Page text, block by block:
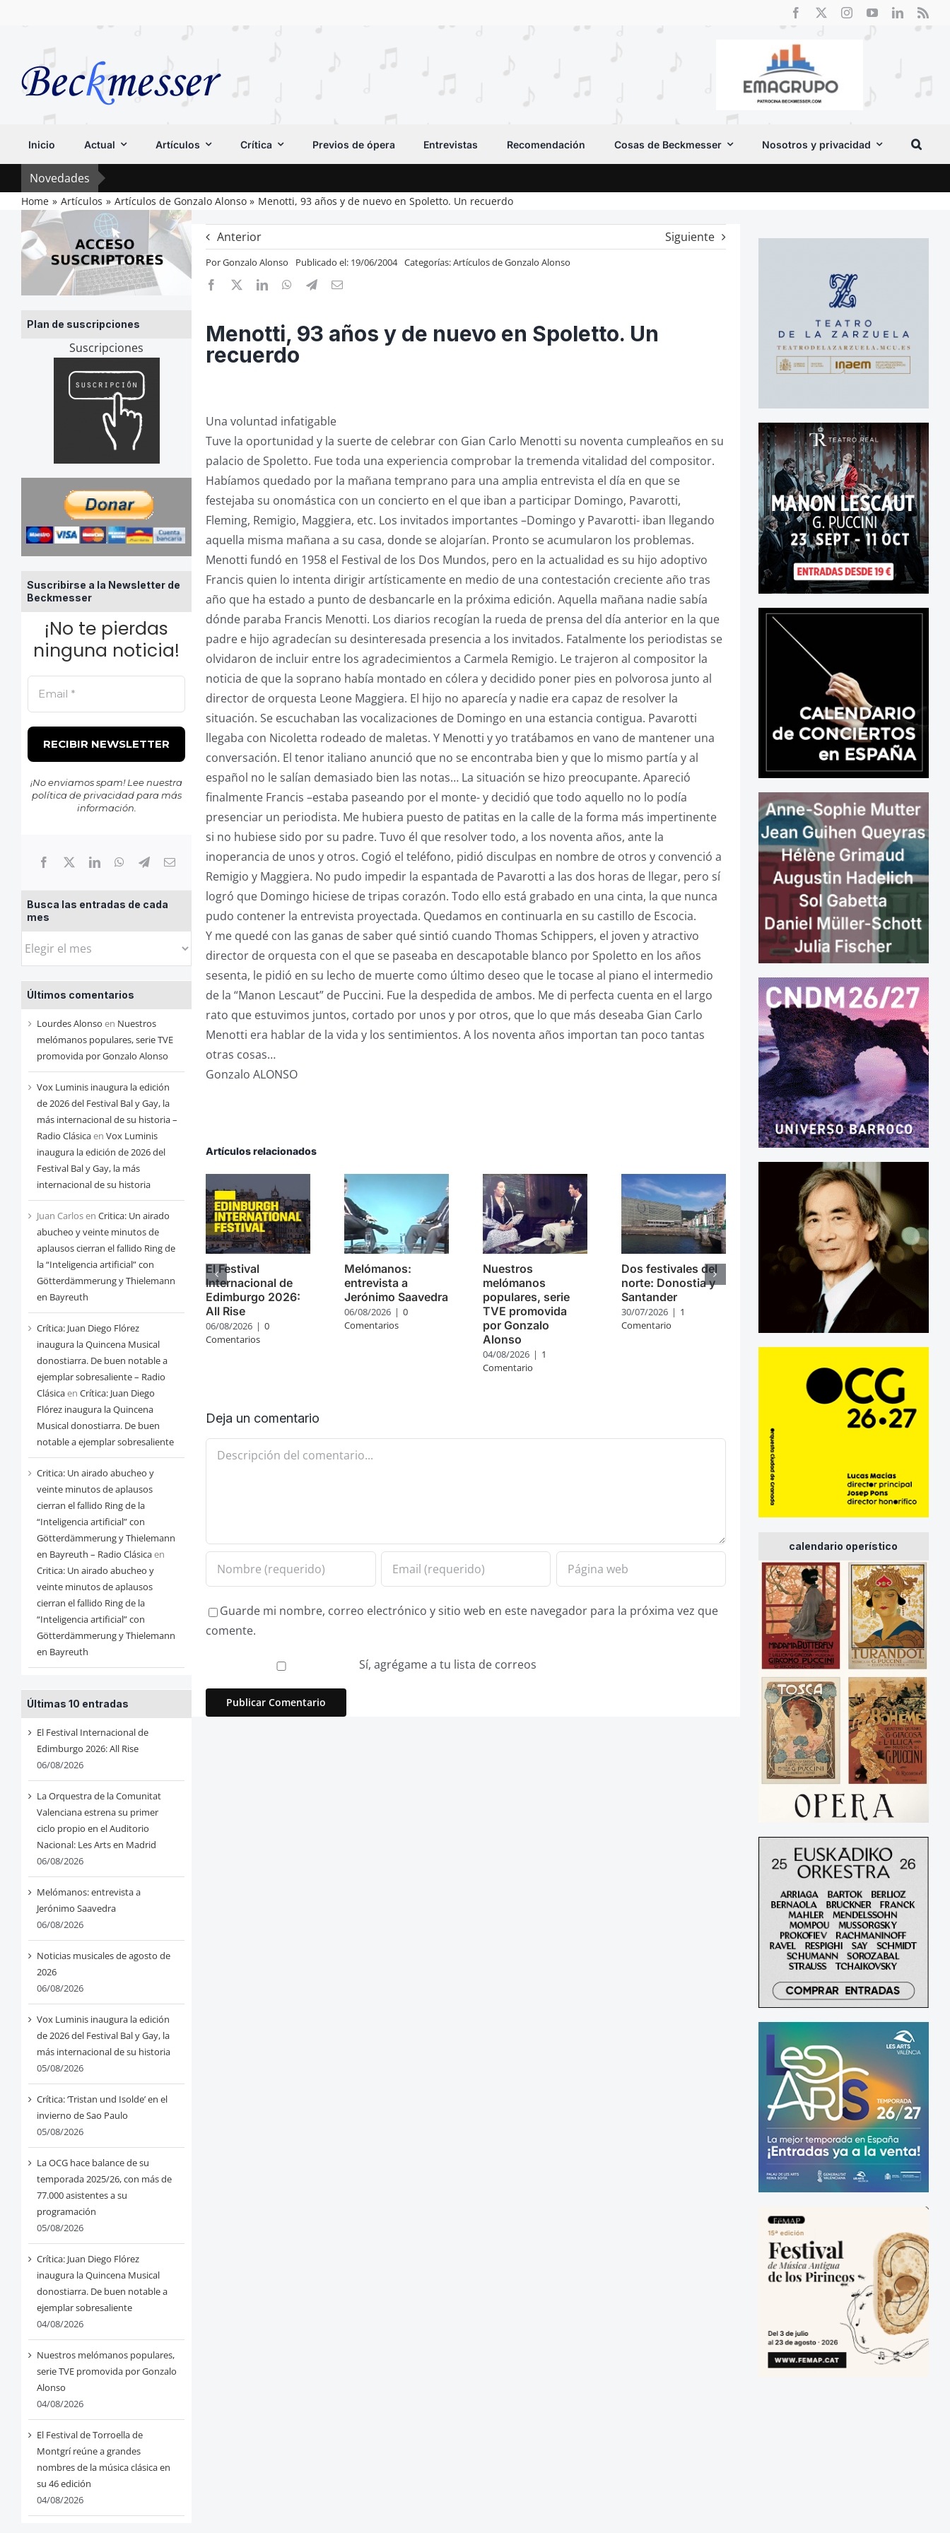
Inicio Actual Artículos Crítica Previos de ópera Entrevistas Recomendación Cosas de Beckmesser Nosotros y privacidad
Novedades
Home Artículos Artículos de Gonzalo Alonso Menotti, 93 años y de nuevo en Spoletto. Un recuerdo
Plan de suscripciones
Suscripciones
Suscribirse a la Newsletter de
Beckmesser
¡No te pierdas
ninguna noticia!
¡No enviamos spam! Lee nuestra
política de privacidadpara más
información.
Busca las entradas de cada
mes
Busca
entradas
de
cada
mes
Últimos comentarios
Lourdes Alonso en Nuestros
melómanos populares, serie TVE
promovida por Gonzalo Alonso
Vox Luminis inaugura la edición
de 2026 del Festival Bal y Gay, la
más internacional de su historia –
Radio Clásicaen Vox Luminis
inaugura la edición de 2026 del
Festival Bal y Gay, la más
internacional de su historia
Juan Carlosen Critica: Un airado
abucheo y veinte minutos de
aplausos cierran el fallido Ring de
la “Inteligencia artificial” con
Götterdämmerung y Thielemann
en Bayreuth
Crítica: Juan Diego Flórez
inaugura la Quincena Musical
donostiarra. De buen notable a
ejemplar sobresaliente – Radio
Clásicaen Crítica: Juan Diego
Flórez inaugura la Quincena
Musical donostiarra. De buen
notable a ejemplar sobresaliente
Critica: Un airado abucheo y
veinte minutos de aplausos
cierran el fallido Ring de la
“Inteligencia artificial” con
Götterdämmerung y Thielemann
en Bayreuth – Radio Clásicaen
Critica: Un airado abucheo y
veinte minutos de aplausos
cierran el fallido Ring de la
“Inteligencia artificial” con
Götterdämmerung y Thielemann
en Bayreuth
Últimas 10 entradas
El Festival Internacional de
Edimburgo 2026: All Rise
06/08/2026
La Orquestra de la Comunitat
Valenciana estrena su primer
ciclo propio en el Auditorio
Nacional: Les Arts en Madrid
06/08/2026
Melómanos: entrevista a
Jerónimo Saavedra
06/08/2026
Noticias musicales de agosto de
2026
06/08/2026
Vox Luminis inaugura la edición
de 2026 del Festival Bal y Gay, la
más internacional de su historia
05/08/2026
Crítica: ‘Tristan und Isolde’ en el
invierno de Sao Paulo
05/08/2026
La OCG hace balance de su
temporada 2025/26, con más de
77.000 asistentes a su
programación
05/08/2026
Crítica: Juan Diego Flórez
inaugura la Quincena Musical
donostiarra. De buen notable a
ejemplar sobresaliente
04/08/2026
Nuestros melómanos populares,
serie TVE promovida por Gonzalo
Alonso
04/08/2026
El Festival de Torroella de
Montgrí reúne a grandes
nombres de la música clásica en
su 46 edición
04/08/2026
Anterior Siguiente
PorGonzalo Alonso Publicado el: 19/06/2004 Categorías:Artículos de Gonzalo Alonso
Menotti, 93 años y de nuevo en Spoletto. Un
recuerdo
Una voluntad infatigable
Tuve la oportunidad y la suerte de celebrar con Gian Carlo Menotti su noventa cumpleaños en su
palacio de Spoletto. Fue toda una experiencia comprobar la tremenda vitalidad del compositor.
Habíamos quedado por la mañana temprano para una amplia entrevista el día en que se
festejaba su onomástica con un concierto en el que iban a participar Domingo, Pavarotti,
Fleming, Remigio, Maggiera, etc. Los invitados importantes –Domingo y Pavarotti- iban llegando
aquella misma mañana a su casa, donde se alojarían. Pronto se acumularon los problemas.
Menotti fundó en 1958 el Festival de los Dos Mundos, pero en la actualidad es su hijo adoptivo
Francis quien lo intenta dirigir artísticamente en medio de una contestación creciente año tras
año que ha estado a punto de desbancarle en la próxima edición. Aquella mañana nadie sabía
dónde paraba Francis Menotti. Los diarios recogían la rueda de prensa del día anterior en la que
padre e hijo agradecían su desinteresada presencia a los invitados. Fatalmente los periodistas se
olvidaron de incluir entre los agradecimientos a Carmela Remigio. Le trajeron al compositor la
noticia de que la soprano había montado en cólera y decidido poner pies en polvorosa junto al
director de orquesta Leone Maggiera. El hijo no aparecía y nadie era capaz de resolver la
situación. Se escuchaban las vocalizaciones de Domingo en una estancia contigua. Pavarotti
llegaba con Nicoletta rodeado de maletas. Y Menotti y yo tratábamos en vano de mantener una
conversación. El tenor italiano anunció que no se encontraba bien y que lo mismo partía y al
español no le salían demasiado bien las notas… La situación se hizo preocupante. Apareció
finalmente Francis –estaba paseando por el monte- y decidió que todo aquello no lo podía
presenciar un periodista. Me hubiera puesto de patitas en la calle de la forma más impertinente
si no hubiese sido por su padre. Tuvo él que resolver todo, a los noventa años, ante la
inoperancia de unos y otros. Cogió el teléfono, pidió disculpas en nombre de otros y convenció a
Remigio y Maggiera. No pudo impedir la espantada de Pavarotti a las dos horas de llegar, pero sí
logró que Domingo hiciese de tripas corazón. Todo ello está grabado en una cinta, la que nunca
pudo contener la entrevista proyectada. Quedamos en continuarla en su castillo de Escocia.
Y me quedé con las ganas de saber qué sintió cuando Thomas Schippers, el joven y atractivo
director de orquesta con el que se paseaba en descapotable blanco por Spoletto en los años
sesenta, le pidió en su lecho de muerte como último deseo que le tocase al piano el intermedio
de la “Manon Lescaut” de Puccini. Fue la despedida de ambos. Me di perfecta cuenta en el largo
rato que estuvimos juntos, cortado por unos y por otros, que lo que más deseaba Gian Carlo
Menotti era hablar de la vida y los sentimientos. A los noventa años importan tan poco tantas
otras cosas…
Gonzalo ALONSO
Artículos relacionados
El Festival
Internacional de
Edimburgo 2026:
All Rise
06/08/2026 | 0
Comentarios
Melómanos:
entrevista a
Jerónimo Saavedra
06/08/2026 | 0
Comentarios
Nuestros
melómanos
populares, serie
TVE promovida
por Gonzalo
Alonso
04/08/2026 | 1
Comentario
Dos festivales del
norte: Donostia y
Santander
30/07/2026 | 1
Comentario
Deja un comentario
Comentario
Guarde mi nombre, correo electrónico y sitio web en este navegador para la próxima vez que
comente.
Sí, agrégame a tu lista de correos
calendario operístico